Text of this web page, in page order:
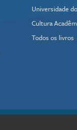
Universidade
Cultura
Todos os livros